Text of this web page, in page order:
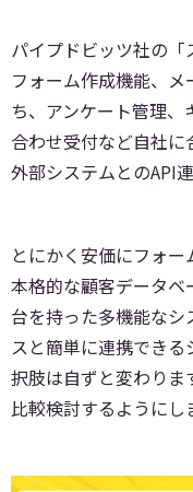
パイプドビッツ社の
フォーム作成機能、
ち、アンケート管理
合わせ受付など自社
外部システムとのAPI
とにかく安価にフォー
本格的な顧客データベ
台を持った多機能な
スと簡単に連携でき
択肢は自ずと変わりま
比較検討するようにし